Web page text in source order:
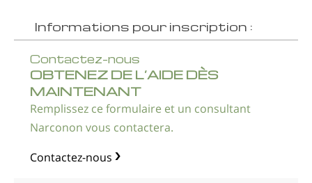
Hébreu
Italien
Japonais
Informations pour inscription :
Contactez-nous
OBTENEZ DE L’AIDE DÈS
MAINTENANT
Remplissez ce formulaire et un consultant
Narconon vous contactera.
Contactez-nous